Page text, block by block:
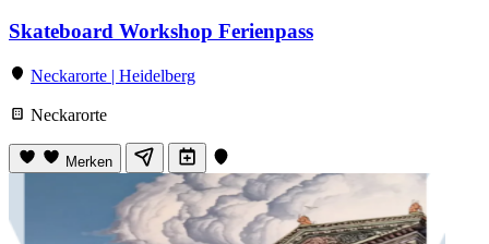
Skateboard Workshop Ferienpass
Neckarorte | Heidelberg
Neckarorte
Merken